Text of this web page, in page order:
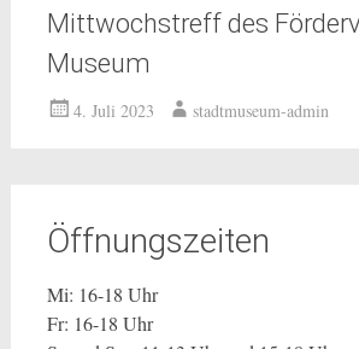
Mittwochstreff des
Museum
4. Juli 2023 stadtmuseum-admin
Öffnungszeiten
Mi: 16-18 Uhr
Fr: 16-18 Uhr